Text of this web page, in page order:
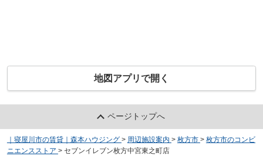
地図アプリで開く
ページトップへ
｜寝屋川市の賃貸｜森本ハウジング > 周辺施設案内 > 枚方市 > 枚方市のコンビ
ニエンスストア > セブンイレブン枚方中宮東之町店